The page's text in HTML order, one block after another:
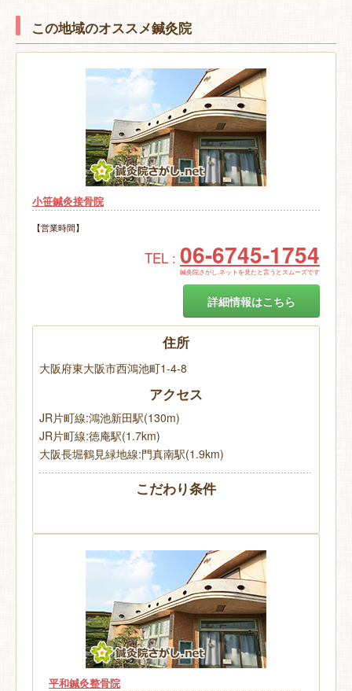
この地域のオススメ鍼灸院
小笹鍼灸接骨院
【営業時間】
TEL : 06-6745-1754
鍼灸院さがし.ネットを見たと言うとスムーズです
詳細情報はこちら
住所
大阪府東大阪市西鴻池町1-4-8
アクセス
JR片町線:鴻池新田駅(130m)
JR片町線:徳庵駅(1.7km)
大阪長堀鶴見緑地線:門真南駅(1.9km)
こだわり条件
平和鍼灸整骨院